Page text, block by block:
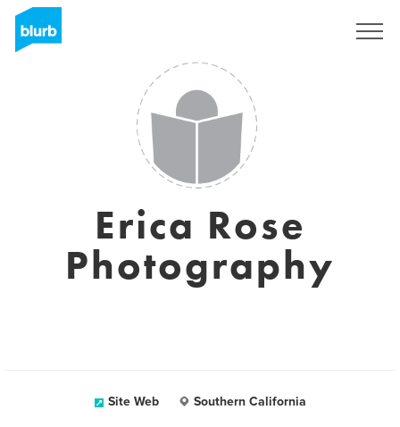
Erica Rose
Photography
Site Web Southern California